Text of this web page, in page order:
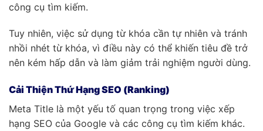
công cụ tìm kiếm.
Tuy nhiên, việc sử dụng từ khóa cần tự nhiên và tránh
nhồi nhét từ khóa, vì điều này có thể khiến tiêu đề trở
nên kém hấp dẫn và làm giảm trải nghiệm người dùng.
Cải Thiện Thứ Hạng SEO (Ranking)
Meta Title là một yếu tố quan trọng trong việc xếp
hạng SEO của Google và các công cụ tìm kiếm khác.